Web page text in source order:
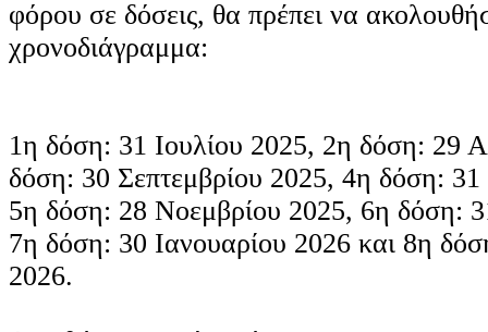
φόρου σε δόσεις, θα πρέπει να
χρονοδιάγραμμα:
1η δόση: 31 Ιουλίου 2025, 2η δόση: 29
δόση: 30 Σεπτεμβρίου 2025, 4η δόση:
5η δόση: 28 Νοεμβρίου 2025, 6η δόση:
7η δόση: 30 Ιανουαρίου 2026 και 8η
2026.